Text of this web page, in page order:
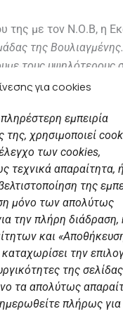
για cookies
εμπειρία
χρησιμοποιεί
των cookies,
τεχνικά απαραίτητα, ή
της
μόνο των απολύτως
την πλήρη διάδραση,
και
την
της
τα απολύτως
πλήρως
της με τον Ν.Ο.Β, η
της
τους
.
Ολυμπιονίκης